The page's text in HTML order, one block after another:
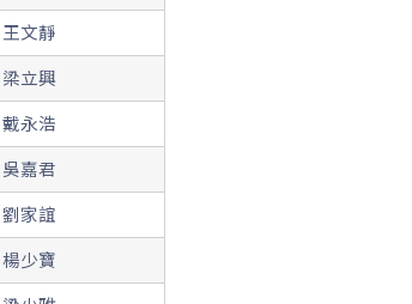
王文靜
梁立興
戴永浩
吳嘉君
劉家誼
楊少寶